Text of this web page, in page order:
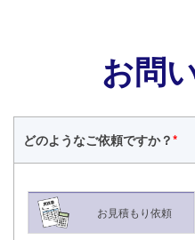
24時間365日対応
050-1883-
お問
どのようなご依頼ですか？*
お見積もり依頼